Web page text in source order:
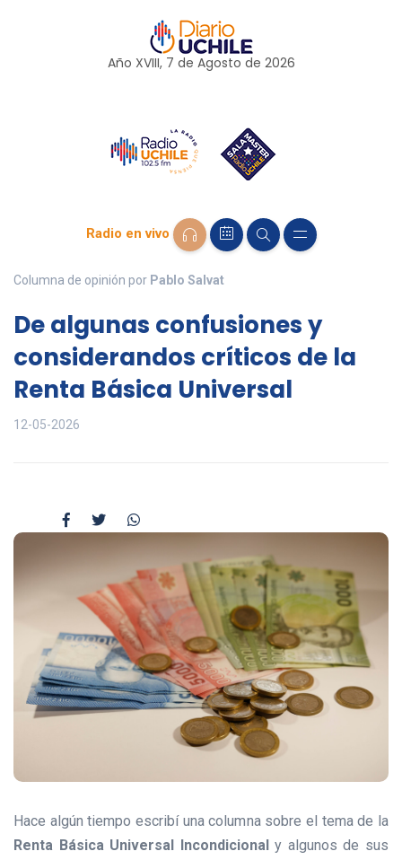
Año XVIII, 7 de Agosto de 2026
Radio en vivo
Columna de opinión por Pablo Salvat
De algunas confusiones y
considerandos críticos de la
Renta Básica Universal
12-05-2026
Hace algún tiempo escribí una columna sobre el tema de la
Renta Básica Universal Incondicional y algunos de sus